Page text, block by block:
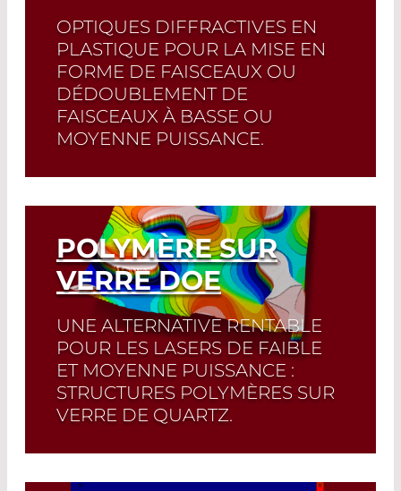
OPTIQUES DIFFRACTIVES EN
PLASTIQUE POUR LA MISE EN
FORME DE FAISCEAUX OU
DÉDOUBLEMENT DE
FAISCEAUX À BASSE OU
MOYENNE PUISSANCE.
Read More
POLYMÈRE SUR
VERRE DOE
UNE ALTERNATIVE RENTABLE
POUR LES LASERS DE FAIBLE
ET MOYENNE PUISSANCE :
STRUCTURES POLYMÈRES SUR
VERRE DE QUARTZ.
Read More